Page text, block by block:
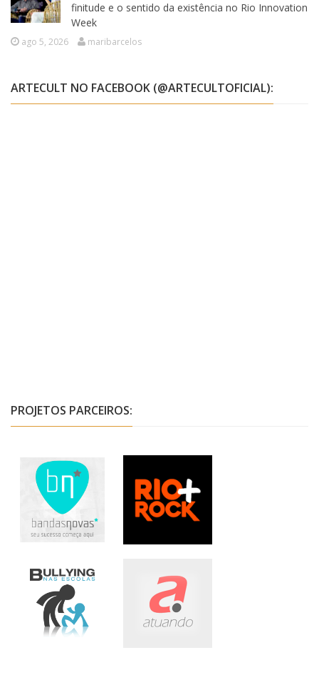
finitude e o sentido da existência no Rio Innovation
Week
ago 5, 2026 maribarcelos
ARTECULT NO FACEBOOK (@ARTECULTOFICIAL):
PROJETOS PARCEIROS: